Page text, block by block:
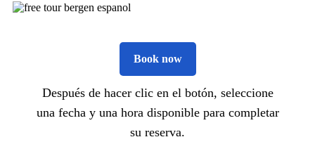
Book now
Después de hacer clic en el botón, seleccione
una fecha y una hora disponible para completar
su reserva.